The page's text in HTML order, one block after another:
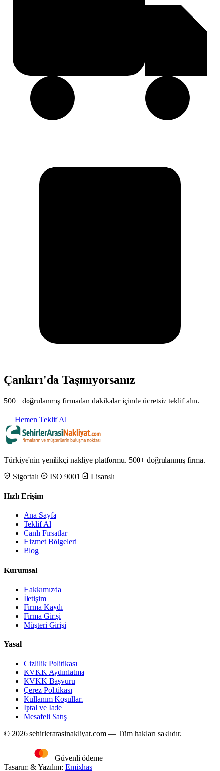
Çankırı'da Taşınıyorsanız
500+ doğrulanmış firmadan dakikalar içinde ücretsiz teklif alın.
Hemen Teklif Al
Türkiye'nin yenilikçi nakliye platformu. 500+ doğrulanmış firma.
Sigortalı
ISO 9001 Lisanslı
Hızlı Erişim
Ana Sayfa
Teklif Al
Canlı Fırsatlar
Hizmet Bölgeleri
Blog
Kurumsal
Hakkımızda
İletişim
Firma Kaydı
Firma Girişi
Müşteri Girişi
Yasal
Gizlilik Politikası
KVKK Aydınlatma
KVKK Başvuru
Çerez Politikası
Kullanım Koşulları
İptal ve İade
Mesafeli Satış
© 2026 sehirlerarasinakliyat.com — Tüm hakları saklıdır.
Güvenli ödeme
Tasarım & Yazılım: Emixhas